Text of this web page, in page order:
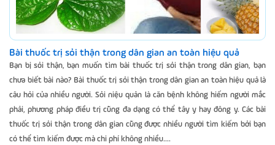
Bài thuốc trị sỏi thận trong dân gian an toàn hiệu quả
Bạn bị sỏi thận, bạn muốn tìm bài thuốc trị sỏi thận trong dân gian, bạn
chưa biết bài nào? Bài thuốc trị sỏi thận trong dân gian an toàn hiệu quả là
câu hỏi của nhiều người. Sỏi niệu quản là căn bệnh không hiếm người mắc
phải, phương pháp điều trị cũng đa dạng có thể tây y hay đông y. Các bài
thuốc trị sỏi thận trong dân gian cũng được nhiều người tìm kiếm bởi bạn
có thể tìm kiếm được mà chi phí không nhiều....